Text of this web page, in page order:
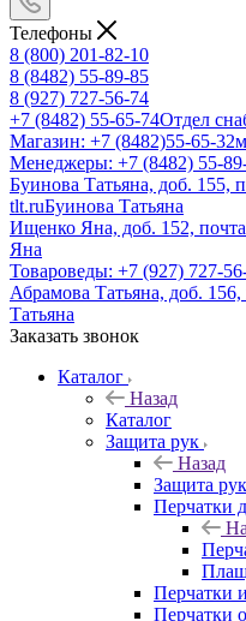
Телефоны
8 (800) 201-82-10
8 (8482) 55-89-85
8 (927) 727-56-74
+7 (8482) 55-65-74Отдел
Магазин: +7 (8482)55-65-32
Менеджеры: +7 (8482) 55-
Буинова Татьяна, доб. 155,
tlt.ruБуинова Татьяна
Ищенко Яна, доб. 152,
Яна
Товароведы: +7 (927) 727-
Абрамова Татьяна, доб.
Татьяна
Заказать звонок
Каталог
Назад
Каталог
Защита рук
Назад
Защита рук
Перчатки
Перчатки
Перчатки